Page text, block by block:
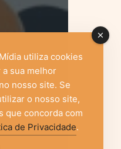
utiliza cookies
a sua melhor
nosso site. Se
o nosso site,
que concorda com
de Privacidade.